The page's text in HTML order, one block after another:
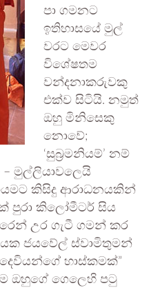
පා ගමනට
ඉතිහාසයේ මුල්
වරට මෙවර
විශේෂතම
වන්දනාකරුවකු
එක්ව සිටියි. නමුත්
ඔහු මිනිසෙකු
නොවේ;
‘සුබ්‍රමනියම්’ නම්
මුල්ලියාවලෙයි
කිසිදු ආරාධනයකින්
පුරා කිලෝමීටර් සිය
උර ගැටී ගමන් කර
ජයවේල් ස්වාමිතුමන්
හාස්කමක්”
ඔහුගේ ගෙලෙහි පටු